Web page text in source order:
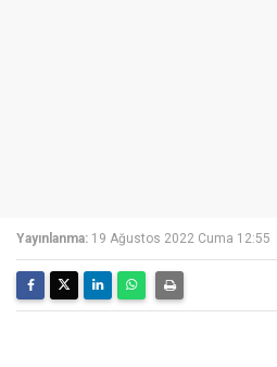
Yayınlanma: 19 Ağustos 2022 Cuma 12:55